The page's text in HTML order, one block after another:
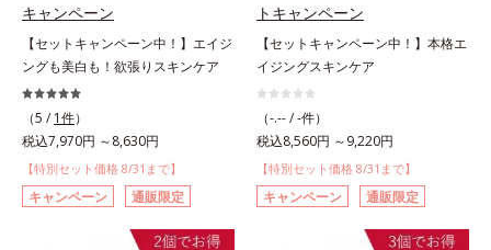
キャンペーン
【セットキャンペーン中！】エイジ
ングも美白も！欲張りスキンケア
（5 / 1件）
税込7,970円 ～8,630円
【特別セット価格 8/31まで】
キャンペーン 通販限定
トキャンペーン
【セットキャンペーン中！】本格エ
イジングスキンケア
（-.-- / -件）
税込8,560円 ～9,220円
【特別セット価格 8/31まで】
キャンペーン 通販限定